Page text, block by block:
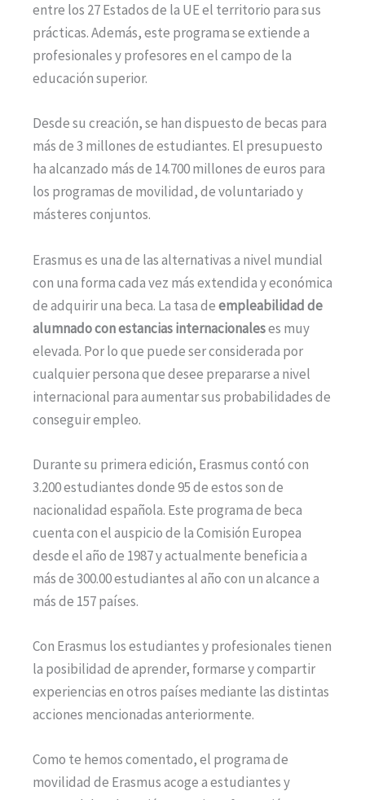
entre los 27 Estados de la UE el territorio para sus
prácticas. Además, este programa se extiende a
profesionales y profesores en el campo de la
educación superior.
Desde su creación, se han dispuesto de becas para
más de 3 millones de estudiantes. El presupuesto
ha alcanzado más de 14.700 millones de euros para
los programas de movilidad, de voluntariado y
másteres conjuntos.
Erasmus es una de las alternativas a nivel mundial
con una forma cada vez más extendida y económica
de adquirir una beca. La tasa deempleabilidad de
alumnado con estancias internacionaleses muy
elevada. Por lo que puede ser considerada por
cualquier persona que desee prepararse a nivel
internacional para aumentar sus probabilidades de
conseguir empleo.
Durante su primera edición, Erasmus contó con
3.200 estudiantes donde 95 de estos son de
nacionalidad española. Este programa de beca
cuenta con el auspicio de la Comisión Europea
desde el año de 1987 y actualmente beneficia a
más de 300.00 estudiantes al año con un alcance a
más de 157 países.
Con Erasmus los estudiantes y profesionales tienen
la posibilidad de aprender, formarse y compartir
experiencias en otros países mediante las distintas
acciones mencionadas anteriormente.
Como te hemos comentado, el programa de
movilidad de Erasmus acoge a estudiantes y